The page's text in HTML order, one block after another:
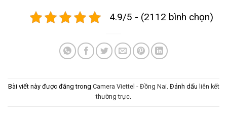
4.9/5 - (2112 bình chọn)
Bài viết này được đăng trong Camera Viettel - Đồng Nai. Đánh dấu liên kết
thường trực.